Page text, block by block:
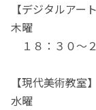
【デジタルアー
木曜
１８：３０～
【現代美術教室】
水曜